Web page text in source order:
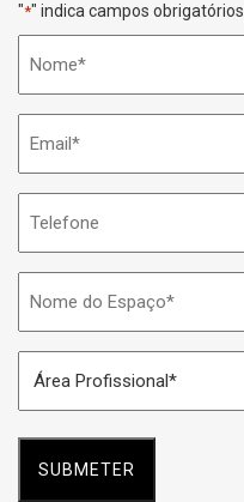
"*" indica campos obrigatórios
do
Espaço
Profissional
*